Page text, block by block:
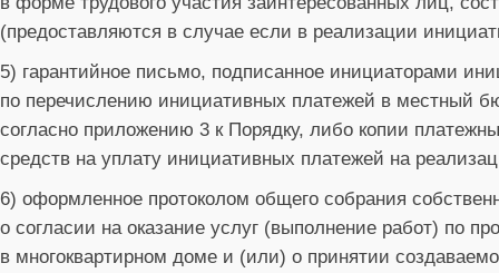
(предоставляются в случае если в реализации
5) гарантийное письмо, подписанное инициаторами
по перечислению инициативных платежей в местный
согласно приложению 3 к Порядку, либо копии
средств на уплату инициативных платежей на
6) оформленное протоколом общего собрания
о согласии на оказание услуг (выполнение работ) по
в многоквартирном доме и (или) о принятии